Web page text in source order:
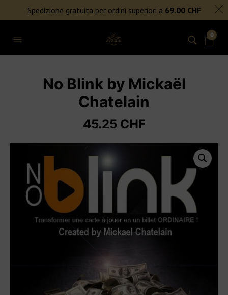
SPEDIZIONE GRATUITA PER ORDINI SUPERIORI A 69€
NIENTE DAZI DOGANALI
0
No Blink by Mickaël
Chatelain
45.25 CHF
Spedizione gratuita per ordini superiori a 69.00 CHF